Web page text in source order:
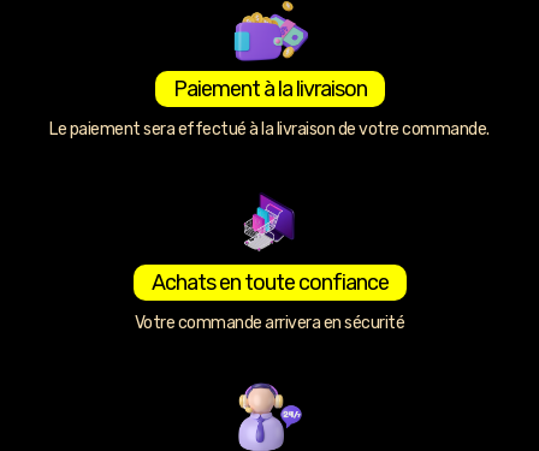
Paiement à la livraison
Le paiement sera effectué à la livraison de votre commande.
Achats en toute confiance
Votre commande arrivera en sécurité